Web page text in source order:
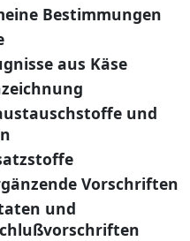
Bestimmungen
aus Käse
und
Vorschriften
und